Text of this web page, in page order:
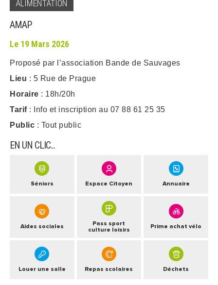
ALIMENTATION
AMAP
Le 19 Mars 2026
Proposé par l’association Bande de Sauvages
Lieu : 5 Rue de Prague
Horaire : 18h/20h
Tarif: Info et inscription au 07 88 61 25 35
Public : Tout public
EN UN CLIC...
Séniors Espace Citoyen Annuaire
Aides sociales
Pass sport
culture loisirs
Prime achat vélo
Louer une salle Repas scolaires Déchets
ARRÊTÉS MUNICIPAUX
DÉLIBÉRATIONS